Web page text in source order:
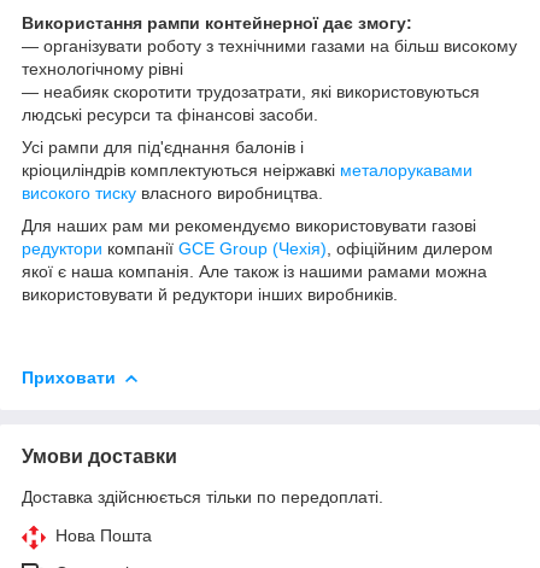
Використання рампи контейнерної дає змогу:
— організувати роботу з технічними газами на більш високому
технологічному рівні
— неабияк скоротити трудозатрати, які використовуються
людські ресурси та фінансові засоби.
Усі рампи для під'єднання балонів і
кріоциліндрів комплектуються неіржавкі металорукавами
високого тиску власного виробництва.
Для наших рам ми рекомендуємо використовувати газові
редуктори компанії GCE Group (Чехія) , офіційним дилером
якої є наша компанія. Але також із нашими рамами можна
використовувати й редуктори інших виробників.
Приховати
Умови доставки
Доставка здійснюється тільки по передоплаті.
Нова Пошта